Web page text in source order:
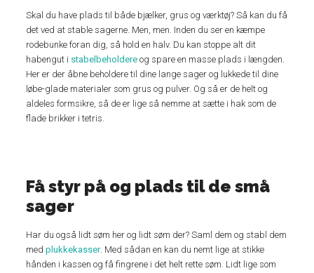
Skal du have plads til både bjælker, grus og værktøj? Så kan du få
det ved at stable sagerne. Men, men. Inden du ser en kæmpe
rodebunke foran dig, så hold en halv. Du kan stoppe alt dit
habengut i stabelbeholdere og spare en masse plads i længden.
Her er der åbne beholdere til dine lange sager og lukkede til dine
løbe-glade materialer som grus og pulver. Og så er de helt og
aldeles formsikre, så de er lige så nemme at sætte i hak som de
flade brikker i tetris.
Få styr på og plads til de små
sager
Har du også lidt søm her og lidt søm der? Saml dem og stabl dem
medplukkekasser. Med sådan en kan du nemt lige at stikke
hånden i kassen og få fingrene i det helt rette søm. Lidt lige som